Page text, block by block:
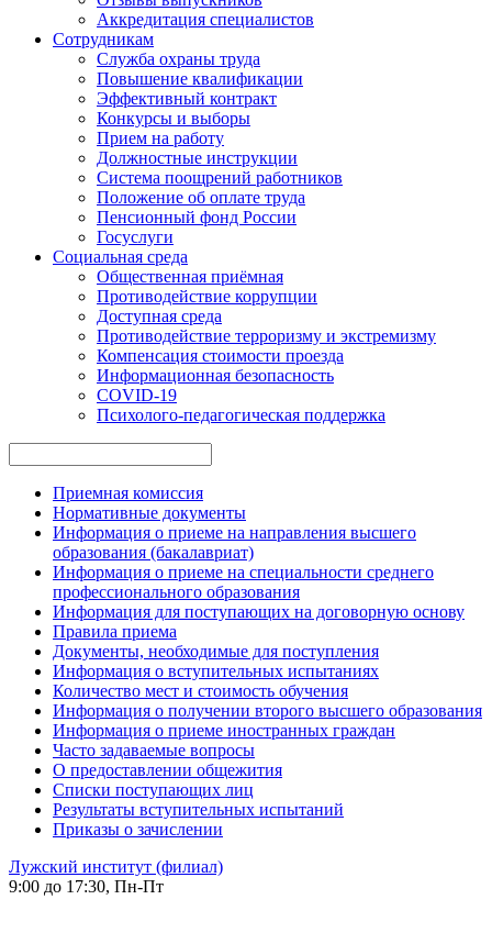
Аккредитация специалистов
Сотрудникам
Служба охраны труда
Повышение квалификации
Эффективный контракт
Конкурсы и выборы
Прием на работу
Должностные инструкции
Система поощрений работников
Положение об оплате труда
Пенсионный фонд России
Госуслуги
Социальная среда
Общественная приёмная
Противодействие коррупции
Доступная среда
Противодействие терроризму и экстремизму
Компенсация стоимости проезда
Информационная безопасность
COVID-19
Психолого-педагогическая поддержка
Приемная комиссия
Нормативные документы
Информация о приеме на направления высшего
образования (бакалавриат)
Информация о приеме на специальности среднего
профессионального образования
Информация для поступающих на договорную основу
Правила приема
Документы, необходимые для поступления
Информация о вступительных испытаниях
Количество мест и стоимость обучения
Информация о получении второго высшего образования
Информация о приеме иностранных граждан
Часто задаваемые вопросы
О предоставлении общежития
Списки поступающих лиц
Результаты вступительных испытаний
Приказы о зачислении
Лужский институт (филиал)
9:00 до 17:30, Пн-Пт